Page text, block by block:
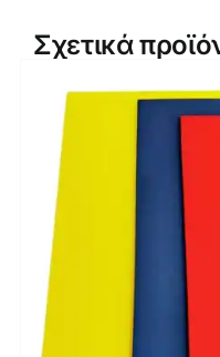
Σχετικά